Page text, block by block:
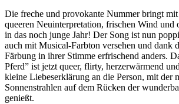
Die freche und provokante Nummer bringt
queeren Neuinterpretation, frischen Wind und
in das noch junge Jahr! Der Song ist nun
auch mit Musical-Farbton versehen und dank
Färbung in ihrer Stimme erfrischend anders.
Pferd” ist jetzt queer, flirty, herzerwärmend
kleine Liebeserklärung an die Person, mit der
Sonnenstrahlen auf dem Rücken der
genießt.